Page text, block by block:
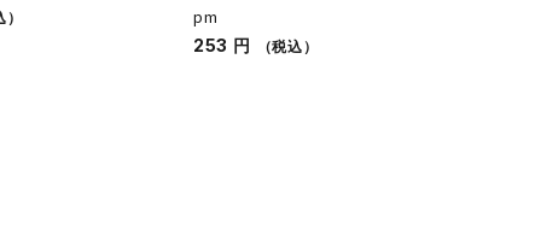
pm
253 円 （税込）